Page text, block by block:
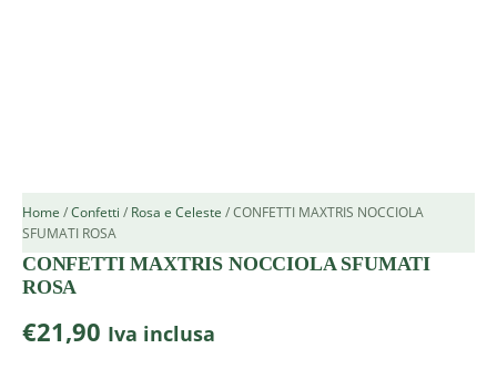
Home /Confetti / Rosa e Celeste / CONFETTI MAXTRIS NOCCIOLA
SFUMATI ROSA
CONFETTI MAXTRIS NOCCIOLA SFUMATI
ROSA
€21,90 Iva inclusa